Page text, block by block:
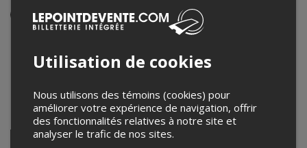
Événement en personne
15 mai 2026
KOOL Club
Partagez cet événement
Twitter
Utilisation de cookies
Nous utilisons des témoins (cookies) pour
améliorer votre expérience de navigation, offrir
des fonctionnalités relatives à notre site et
analyser le trafic de nos sites.